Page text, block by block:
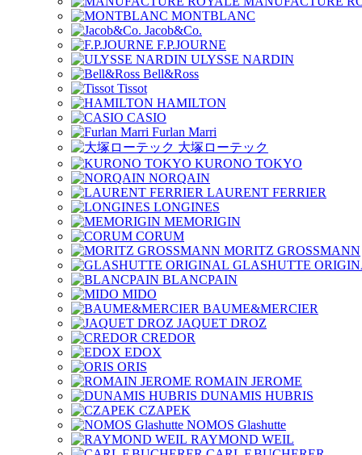
MONTBLANC
Jacob&Co.
F.P.JOURNE
ULYSSE NARDIN
Bell&Ross
Tissot
HAMILTON
CASIO
Furlan Marri
大塚ローテック
KURONO TOKYO
NORQAIN
LAURENT FERRIER
LONGINES
MEMORIGIN
CORUM
MORITZ GROSSMANN
GLASHUTTE
BLANCPAIN
MIDO
BAUME&MERCIER
JAQUET DROZ
CREDOR
EDOX
ORIS
ROMAIN JEROME
DUNAMIS HUBRIS
CZAPEK
NOMOS Glashutte
RAYMOND WEIL